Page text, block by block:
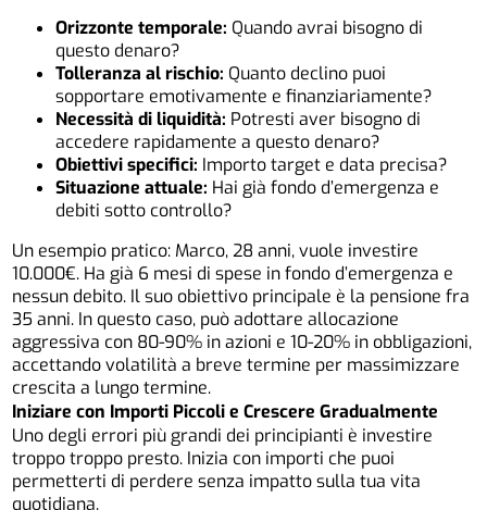
Orizzonte temporale: Quando avrai bisogno di
questo denaro?
Tolleranza al rischio: Quanto declino puoi
sopportare emotivamente e finanziariamente?
Necessità di liquidità: Potresti aver bisogno di
accedere rapidamente a questo denaro?
Obiettivi specifici: Importo target e data precisa?
Situazione attuale: Hai già fondo d’emergenza e
debiti sotto controllo?
Un esempio pratico: Marco, 28 anni, vuole investire
10.000€. Ha già 6 mesi di spese in fondo d’emergenza e
nessun debito. Il suo obiettivo principale è la pensione fra
35 anni. In questo caso, può adottare allocazione
aggressiva con 80-90% in azioni e 10-20% in obbligazioni,
accettando volatilità a breve termine per massimizzare
crescita a lungo termine.
Iniziare con Importi Piccoli e Crescere Gradualmente
Uno degli errori più grandi dei principianti è investire
troppo troppo presto. Inizia con importi che puoi
permetterti di perdere senza impatto sulla tua vita
quotidiana.